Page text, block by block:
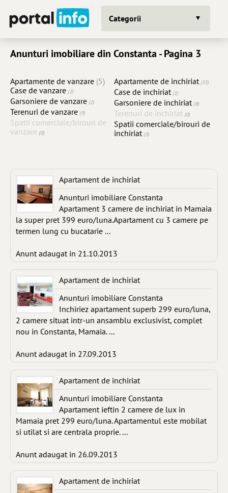
Categorii
Anunturi imobiliare din Constanta - Pagina 3
Apartamente de vanzare (5)
Case de vanzare (2)
Garsoniere de vanzare (2)
Terenuri de vanzare (9)
Spatii comerciale/birouri de
vanzare (0)
Apartamente de inchiriat (53)
Case de inchiriat (1)
Garsoniere de inchiriat (8)
Terenuri de inchiriat (0)
Spatii comerciale/birouri de
inchiriat (3)
Apartament de inchiriat
Anunturi imobiliare Constanta
Apartament 3 camere de inchiriat in Mamaia
la super pret 399 euro/luna.Apartament cu 3 camere pe
termen lung cu bucatarie ...
Anunt adaugat in 21.10.2013
Apartament de inchiriat
Anunturi imobiliare Constanta
Inchiriez apartament superb 299 euro/luna,
2 camere situat intr-un ansamblu exclusivist, complet
nou in Constanta, Mamaia. ...
Anunt adaugat in 27.09.2013
Apartament de inchiriat
Anunturi imobiliare Constanta
Apartament ieftin 2 camere de lux in
Mamaia pret 299 euro/luna. Apartamentul este mobilat
si utilat si are centrala proprie. ...
Anunt adaugat in 26.09.2013
Apartament de inchiriat